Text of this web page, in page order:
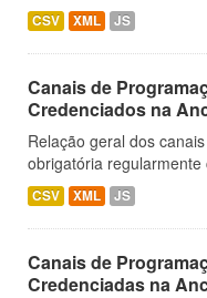
CSV XML JS
Canais de
Credenciados na
Relação geral dos
obrigatória
CSV XML JS
Canais de
Credenciadas na